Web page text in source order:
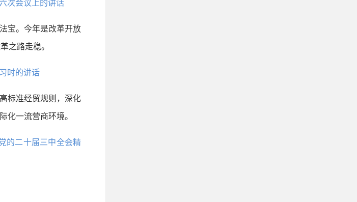
次会议上的讲话
宝。今年是改革开放
之路走稳。
时的讲话
标准经贸规则，深化
化一流营商环境。
的二十届三中全会精